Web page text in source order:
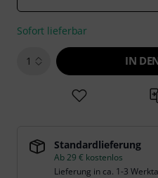
Sofort lieferbar
1 IN
Standardlieferung
Ab 29 € kostenlos
Lieferung in ca. 1-3